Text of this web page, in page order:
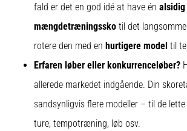
fald er det en god idé at have én alsidig
mængdetræningssko til det
rotere den med en hurtigere model til
Erfaren løber eller konkurrenceløber?
allerede markedet indgående. Din
sandsynligvis flere modeller – til de
ture, tempotræning, løb osv.